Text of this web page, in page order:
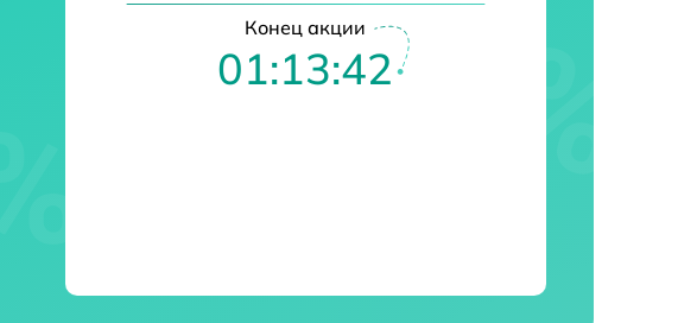
Конец акции
01:13:41